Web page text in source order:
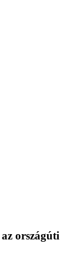
országúti